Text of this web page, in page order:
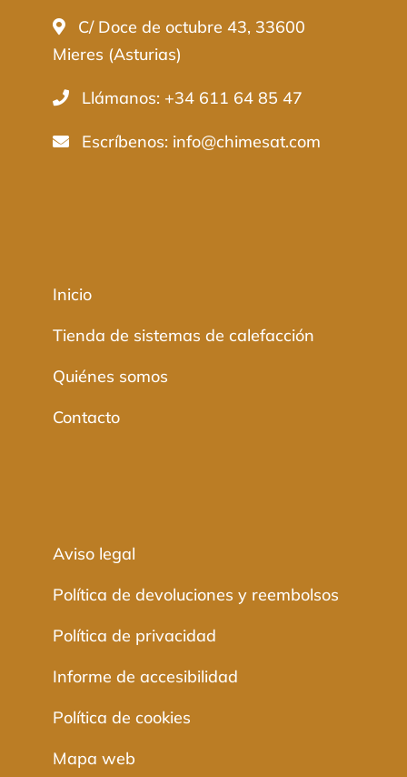
C/ Doce de octubre 43, 33600
Mieres (Asturias)
Llámanos: +34 611 64 85 47
Escríbenos: info@chimesat.com
Inicio
Tienda de sistemas de calefacción
Quiénes somos
Contacto
Aviso legal
Política de devoluciones y reembolsos
Política de privacidad
Informe de accesibilidad
Política de cookies
Mapa web